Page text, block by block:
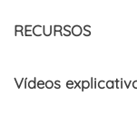
RECURSOS
Vídeos